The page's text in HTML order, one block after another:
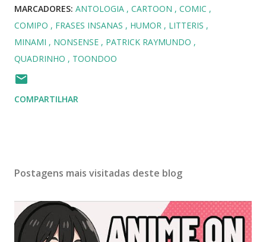
MARCADORES: ANTOLOGIA CARTOON
COMIC
COMIPO
FRASES INSANAS HUMOR
LITTERIS
MINAMI
NONSENSE
PATRICK RAYMUNDO
QUADRINHO
TOONDOO
COMPARTILHAR
Postagens mais visitadas deste blog